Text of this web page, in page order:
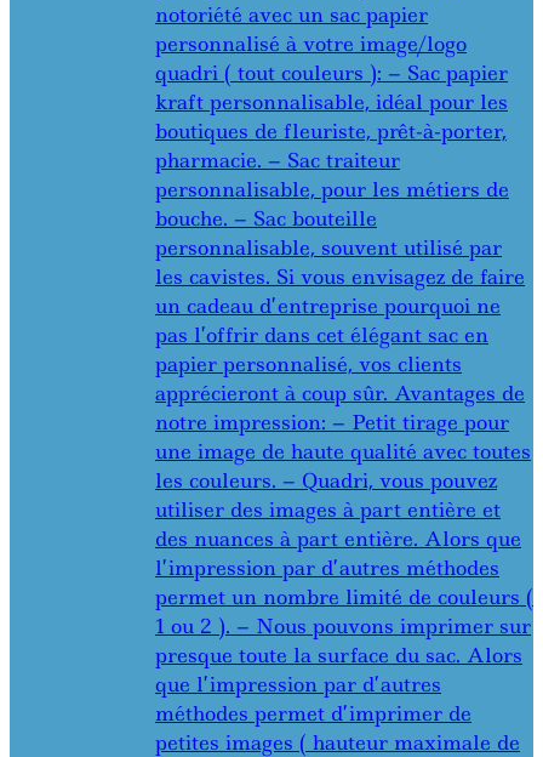
notoriété avec un sac papier
personnalisé à votre image/logo
quadri ( tout couleurs ): – Sac papier
kraft personnalisable, idéal pour les
boutiques de fleuriste, prêt-à-porter,
pharmacie. – Sac traiteur
personnalisable, pour les métiers de
bouche. – Sac bouteille
personnalisable, souvent utilisé par
les cavistes. Si vous envisagez de faire
un cadeau d’entreprise pourquoi ne
pas l’offrir dans cet élégant sac en
papier personnalisé, vos clients
apprécieront à coup sûr. Avantages de
notre impression: – Petit tirage pour
une image de haute qualité avec toutes
les couleurs. – Quadri, vous pouvez
utiliser des images à part entière et
des nuances à part entière. Alors que
l’impression par d’autres méthodes
permet un nombre limité de couleurs (
1 ou 2 ). – Nous pouvons imprimer sur
presque toute la surface du sac. Alors
que l’impression par d’autres
méthodes permet d’imprimer de
petites images ( hauteur maximale de